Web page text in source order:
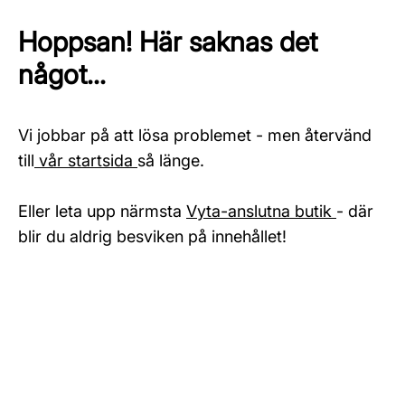
Hoppsan! Här saknas det
något...
Vi jobbar på att lösa problemet - men återvänd
till vår startsida så länge.
Eller leta upp närmsta Vyta-anslutna butik - där
blir du aldrig besviken på innehållet!